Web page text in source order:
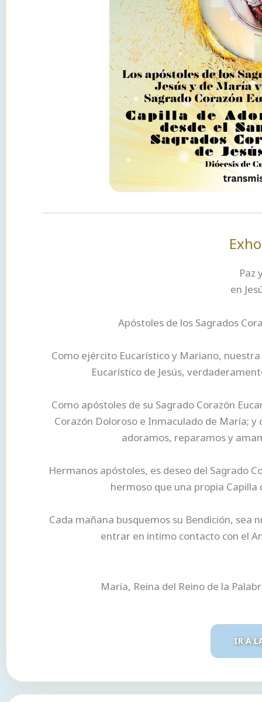
Paz
en
Apóstoles de los Sagrados
Como ejército Eucarístico y Mariano,
Eucarístico de Jesús,
Como apóstoles de su Sagrado Corazón
Corazón Doloroso e Inmaculado de María;
adoramos, reparamos y
Hermanos apóstoles, es deseo del Sagrado
hermoso que una propia Capilla
Cada mañana busquemos su Bendición, sea
entrar en íntimo contacto con el
María, Reina del Reino de la
IR A